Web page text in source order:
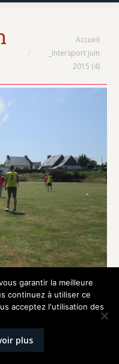
Accueil
_Intersport juin
2015 (4)
garantir la meilleure
continuez à utiliser ce
acceptez l'utilisation des
plus